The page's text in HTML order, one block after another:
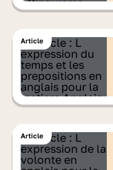
Article
Article